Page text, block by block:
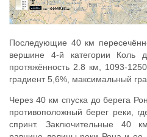
Последующие 40 км
вершине 4-й категории Коль
протяжённость 2.8 км, 1093-
градиент 5,6%, максимальный
Через 40 км спуска до берега
противоположный берег реки,
спринт. Заключительные 40